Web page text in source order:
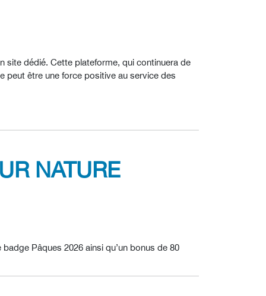
site dédié. Cette plateforme, qui continuera de
peut être une force positive au service des
NATURE
Pâques 2026 ainsi qu’un bonus de 80